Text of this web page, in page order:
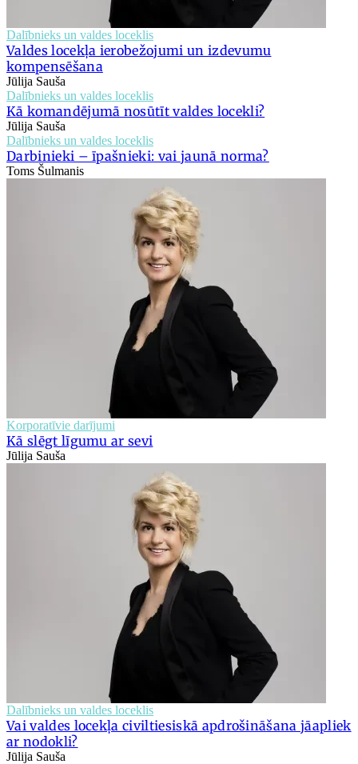
Dalībnieks un valdes loceklis
Valdes locekļa ierobežojumi un izdevumu
kompensēšana
Jūlija Sauša
Dalībnieks un valdes loceklis
Kā komandējumā nosūtīt valdes locekli?
Jūlija Sauša
Dalībnieks un valdes loceklis
Darbinieki – īpašnieki: vai jaunā norma?
Toms Šulmanis
Korporatīvie darījumi
Kā slēgt līgumu ar sevi
Jūlija Sauša
Dalībnieks un valdes loceklis
Vai valdes locekļa civiltiesiskā apdrošināšana jāapliek
ar nodokli?
Jūlija Sauša